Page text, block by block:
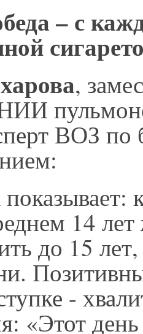
– с
,
НИИ
ВОЗ по
14
до 15
-
«Этот